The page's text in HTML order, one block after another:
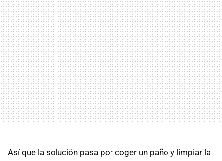
Así que la solución pasa por coger un paño y limpiar la